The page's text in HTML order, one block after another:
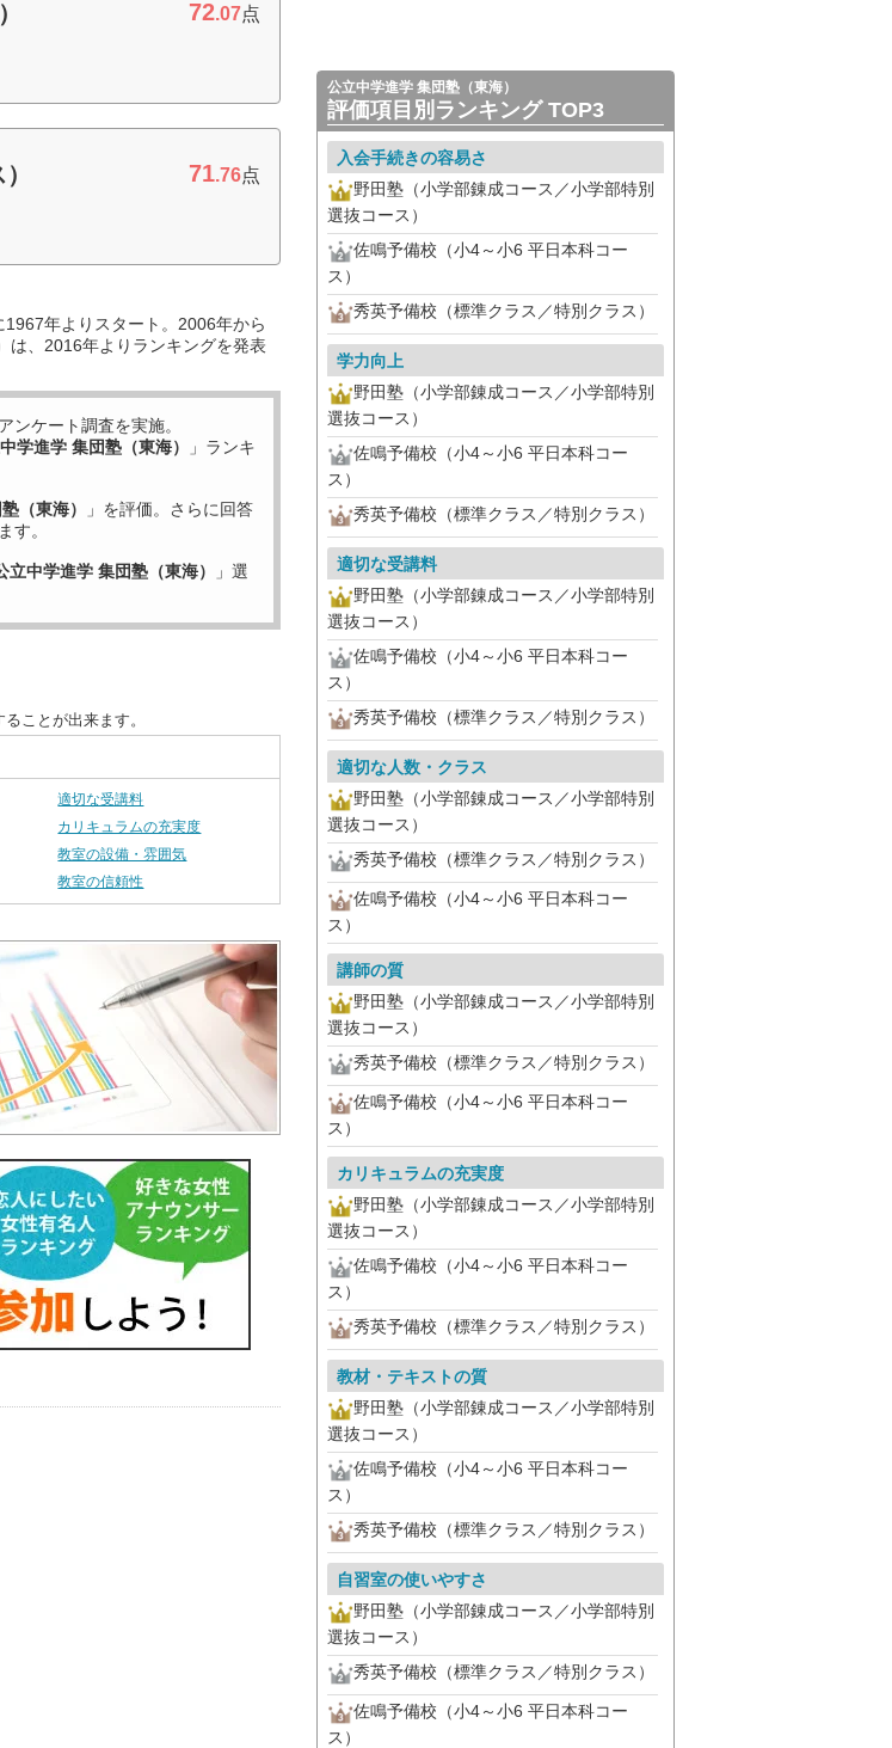
72.07点
71.76点
年よりスタート。2006年から
は、2016年よりランキングを発表
ンケート調査を実施。
学進学 集団塾（東海）
」ランキ
（東海）
」を評価。さらに回答
す。
立中学進学 集団塾（東海）
」選
ことが出来ます。
適切な受講料
カリキュラムの充実度
教室の設備・雰囲気
教室の信頼性
公立中学進学 集団塾（東海）
評価項目別ランキング TOP3
入会手続きの容易さ
野田塾（小学部錬成コース／小学部特別
選抜コース）
佐鳴予備校（小4～小6 平日本科コー
ス）
秀英予備校（標準クラス／特別クラス）
学力向上
野田塾（小学部錬成コース／小学部特別
選抜コース）
佐鳴予備校（小4～小6 平日本科コー
ス）
秀英予備校（標準クラス／特別クラス）
適切な受講料
野田塾（小学部錬成コース／小学部特別
選抜コース）
佐鳴予備校（小4～小6 平日本科コー
ス）
秀英予備校（標準クラス／特別クラス）
適切な人数・クラス
野田塾（小学部錬成コース／小学部特別
選抜コース）
秀英予備校（標準クラス／特別クラス）
佐鳴予備校（小4～小6 平日本科コー
ス）
講師の質
野田塾（小学部錬成コース／小学部特別
選抜コース）
秀英予備校（標準クラス／特別クラス）
佐鳴予備校（小4～小6 平日本科コー
ス）
カリキュラムの充実度
野田塾（小学部錬成コース／小学部特別
選抜コース）
佐鳴予備校（小4～小6 平日本科コー
ス）
秀英予備校（標準クラス／特別クラス）
教材・テキストの質
野田塾（小学部錬成コース／小学部特別
選抜コース）
佐鳴予備校（小4～小6 平日本科コー
ス）
秀英予備校（標準クラス／特別クラス）
自習室の使いやすさ
野田塾（小学部錬成コース／小学部特別
選抜コース）
秀英予備校（標準クラス／特別クラス）
佐鳴予備校（小4～小6 平日本科コー
ス）